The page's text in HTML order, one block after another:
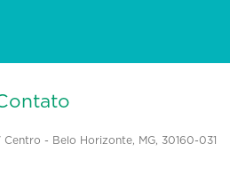
Centro - Belo Horizonte, MG, 30160-031